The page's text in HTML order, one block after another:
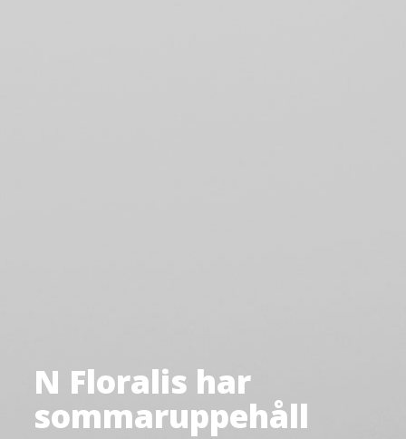
N Floralis har
sommaruppehåll